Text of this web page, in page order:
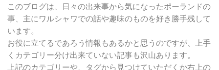
別
検
索
このブログは、日々の出来事から気になったポーランドの
事、主にワルシャワでの話や趣味のものを好き勝手残して
います。
お役に立てるであろう情報もあるかと思うのですが、上手
くカテゴリー分け出来ていない記事も沢山あります。
上記のカテゴリーや、タグから見つけていただくか右上の